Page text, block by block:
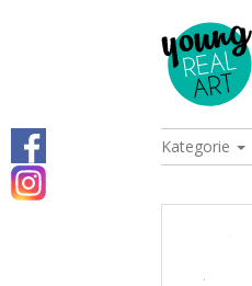
Kategorie